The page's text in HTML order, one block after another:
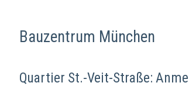
Bauzentrum München
Quartier St.-Veit-Straße: